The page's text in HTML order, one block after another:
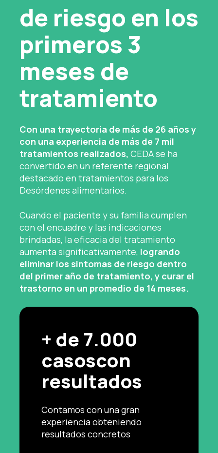
de riesgo en los
primeros 3
meses de
tratamiento
Con una trayectoria de más de 26 años y
con una experiencia de más de 7 mil
tratamientos realizados, CEDA se ha
convertido en un referente regional
destacado en tratamientos para los
Desórdenes alimentarios.
Cuando el paciente y su familia cumplen
con el encuadre y las indicaciones
brindadas, la eficacia del tratamiento
aumenta significativamente, logrando
eliminar los sintomas de riesgo dentro
del primer año de tratamiento, y curar el
trastorno en un promedio de 14 meses.
+ de 7.000
casoscon
resultados
Contamos con una gran
experiencia obteniendo
resultados concretos